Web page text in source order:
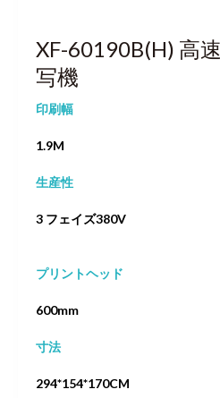
XF-60190B(H) 高
写機
印刷幅
1.9M
生産性
3 フェイズ380V
プリントヘッド
600mm
寸法
294*154*170CM